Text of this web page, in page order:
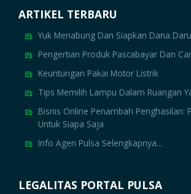
ARTIKEL TERBARU
Yuk Menabung Dan Siapkan Dana
Pengertian Produk Pascabayar Dan
Keuntungan Pakai Motor Listrik
Tips Memilih Lampu Dalam Ruangan
Bisnis Online Penambah Penghasilan:
Untuk Siapa Saja
Info Agen Pulsa Selengkapnya...
LEGALITAS PORTAL PULSA